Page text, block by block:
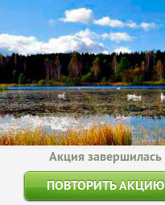
Акция завершилась
ПОВТОРИТЬ АКЦИЮ